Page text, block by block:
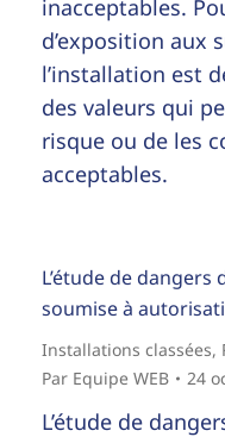
inacceptables.
d’exposition aux
l’installation est
des valeurs qui
risque ou de les
acceptables.
L’étude de dangers
soumise à
Installations classées,
Par Equipe WEB 24
L’étude de